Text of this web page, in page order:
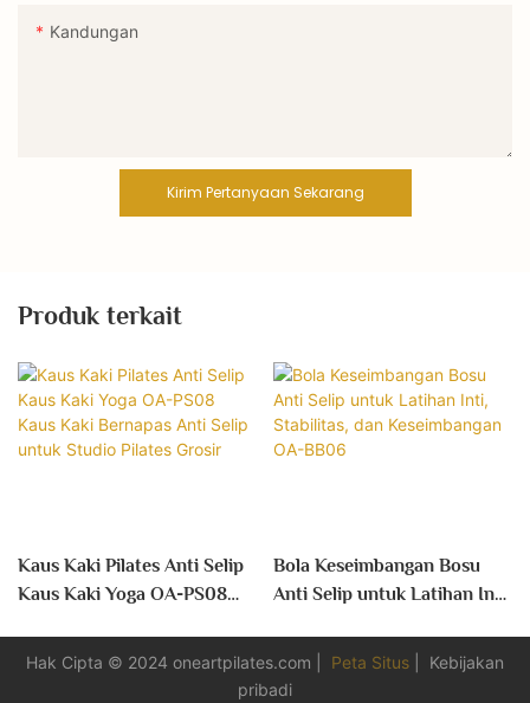
Kandungan
Kirim Pertanyaan Sekarang
Produk terkait
Kaus Kaki Pilates Anti Selip
Kaus Kaki Yoga OA-PS08
Selip untuk Studio Pilates
Bola Keseimbangan Bosu
Anti Selip untuk Latihan Inti,
Keseimbangan OA-BB06
Hak Cipta © 2024 oneartpilates.com Peta Situs
Kebijakan
pribadi